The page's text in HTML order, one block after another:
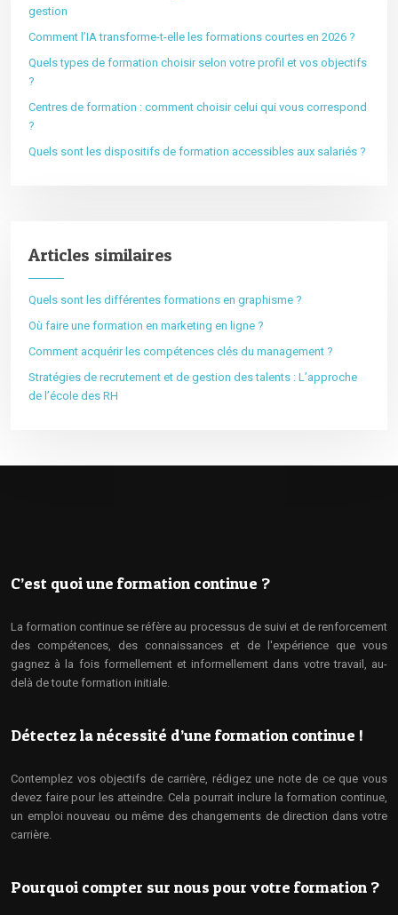
gestion
Comment l’IA transforme-t-elle les formations courtes en 2026 ?
Quels types de formation choisir selon votre profil et vos objectifs
?
Centres de formation : comment choisir celui qui vous correspond
?
Quels sont les dispositifs de formation accessibles aux salariés ?
Articles similaires
Quels sont les différentes formations en graphisme ?
Où faire une formation en marketing en ligne ?
Comment acquérir les compétences clés du management ?
Stratégies de recrutement et de gestion des talents : L’approche
de l’école des RH
C’est quoi une formation continue ?
La formation continue se réfère au processus de suivi et de renforcement
des compétences, des connaissances et de l'expérience que vous
gagnez à la fois formellement et informellement dans votre travail, au-
delà de toute formation initiale.
Détectez la nécessité d’une formation continue !
Contemplez vos objectifs de carrière, rédigez une note de ce que vous
devez faire pour les atteindre. Cela pourrait inclure la formation continue,
un emploi nouveau ou même des changements de direction dans votre
carrière.
Pourquoi compter sur nous pour votre formation ?